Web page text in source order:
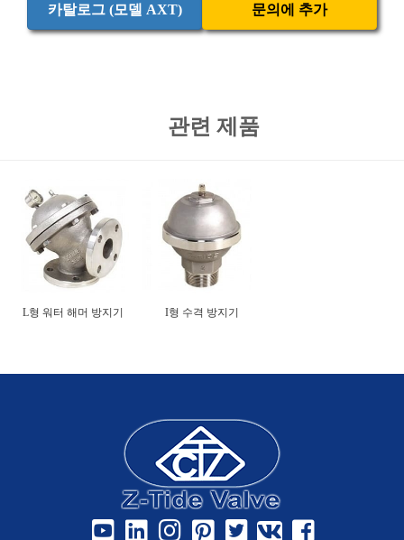
카탈로그 (모델 AXT) 문의에 추가
관련 제품
L형 워터 해머 방지기 I형 수격 방지기